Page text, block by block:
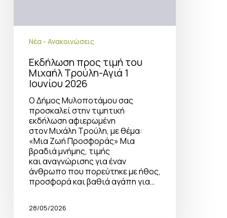
Νέα - Ανακοινώσεις
Εκδήλωση προς τιμή του
Μιχαήλ Τρούλη-Αγιά 1
Ιουνίου 2026
Ο Δήμος Μυλοποτάμου σας
προσκαλεί στην τιμητική
εκδήλωση αφιερωμένη
στον Μιχάλη Τρούλη, με θέμα:
«Μια Ζωή Προσφοράς» Μια
βραδιά μνήμης, τιμής
και αναγνώρισης για έναν
άνθρωπο που πορεύτηκε με ήθος,
προσφορά και βαθιά αγάπη για…
28/05/2026